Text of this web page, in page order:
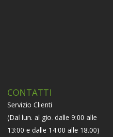
CONTATTI
Servizio Clienti
(Dal lun. al gio. dalle 9:00 alle
13:00 e dalle 14.00 alle 18.00)